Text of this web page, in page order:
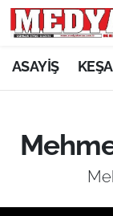
ASAYİŞKEŞAN
ASAYİŞ
SİYASET